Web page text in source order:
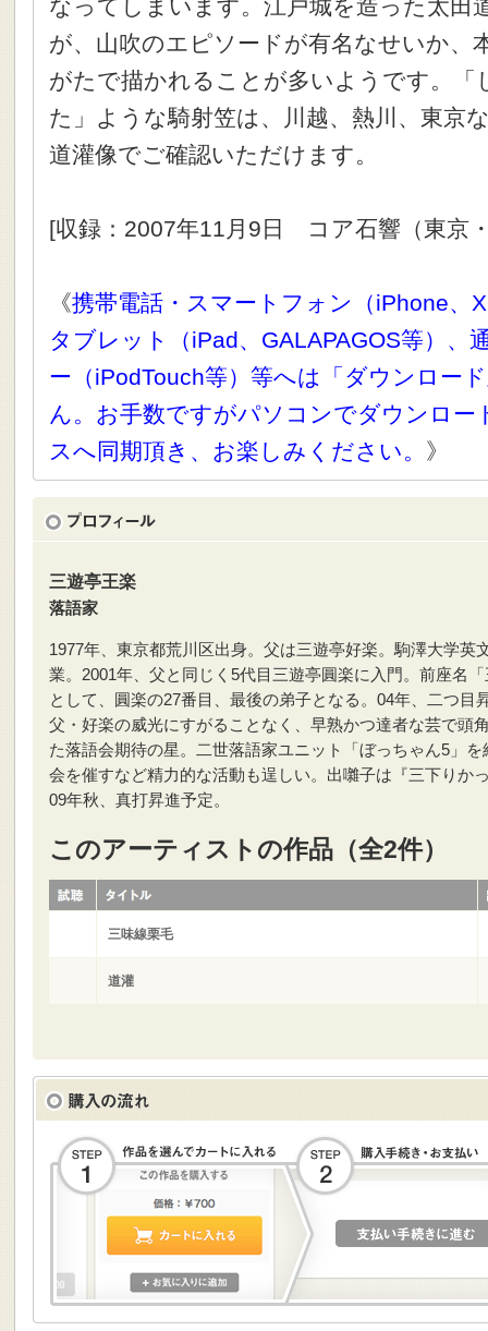
なってしまいます。江戸城を造った太田
が、山吹のエピソードが有名なせいか、
がたで描かれることが多いようです。
た」ような騎射笠は、川越、熱川、東京
道灌像でご確認いただけます。
[収録：2007年11月9日 コア石響（東京
《携帯電話・スマートフォン（iPhone、
タブレット（iPad、GALAPAGOS等）、
ー（iPodTouch等）等へは「ダウンロー
ん。お手数ですがパソコンでダウンロー
スへ同期頂き、お楽しみください。 》
三遊亭王楽
落語家
1977年、東京都荒川区出身。父は三遊亭好楽。駒澤大学英
業。2001年、父と同じく5代目三遊亭圓楽に入門。前座名
として、圓楽の27番目、最後の弟子となる。04年、二つ目
父・好楽の威光にすがることなく、早熟かつ達者な芸で頭
た落語会期待の星。二世落語家ユニット「ぼっちゃん5」を
会を催すなど精力的な活動も逞しい。出囃子は『三下りか
09年秋、真打昇進予定。
このアーティストの作品（全2件）
三味線栗毛
道灌